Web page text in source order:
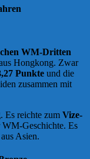
WM-Dritten
Hongkong. Zwar
Punkte und die
zusammen mit
Es reichte zum Vize-
Geschichte. Es
Asien.